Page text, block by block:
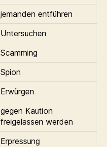
jemanden entführen
Untersuchen
Scamming
Spion
Erwürgen
gegen Kaution
freigelassen werden
Erpressung